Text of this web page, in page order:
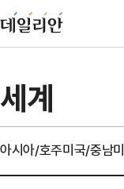
세계
아시아/호주미국/중남미